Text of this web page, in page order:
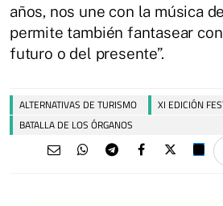
años, nos une con la música
permite también fantasear
futuro o del presente”.
ALTERNATIVAS DE TURISMO
XI EDICIÓN
BATALLA DE LOS ÓRGANOS